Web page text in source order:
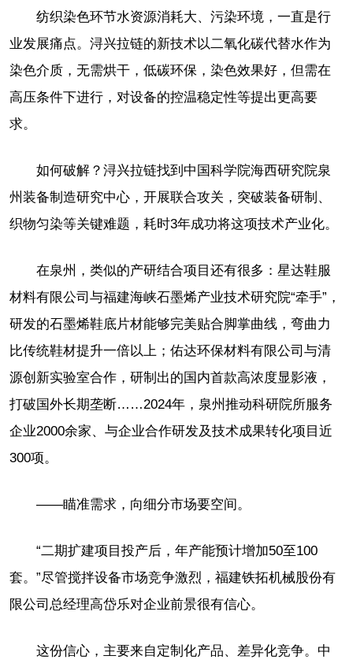
纺织染色环节水资源消耗大、污染环境，一直是行
业发展痛点。浔兴拉链的新技术以二氧化碳代替水作为
染色介质，无需烘干，低碳环保，染色效果好，但需在
高压条件下进行，对设备的控温稳定性等提出更高要
求。
如何破解？浔兴拉链找到中国科学院海西研究院泉
州装备制造研究中心，开展联合攻关，突破装备研制、
织物匀染等关键难题，耗时3年成功将这项技术产业化。
在泉州，类似的产研结合项目还有很多：星达鞋服
材料有限公司与福建海峡石墨烯产业技术研究院“牵手”，
研发的石墨烯鞋底片材能够完美贴合脚掌曲线，弯曲力
比传统鞋材提升一倍以上；佑达环保材料有限公司与清
源创新实验室合作，研制出的国内首款高浓度显影液，
打破国外长期垄断……2024年，泉州推动科研院所服务
企业2000余家、与企业合作研发及技术成果转化项目近
300项。
——瞄准需求，向细分市场要空间。
“二期扩建项目投产后，年产能预计增加50至100
套。”尽管搅拌设备市场竞争激烈，福建铁拓机械股份有
限公司总经理高岱乐对企业前景很有信心。
这份信心，主要来自定制化产品、差异化竞争。中